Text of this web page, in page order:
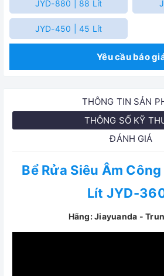
JYD-880 | 88 Lít
JYD-450 | 45 Lít
Yêu cầu báo
THÔNG TIN SẢN
THÔNG SỐ KỸ
ĐÁNH GIÁ
Bể Rửa Siêu Âm
Lít JYD-
Hãng: Jiayuanda -